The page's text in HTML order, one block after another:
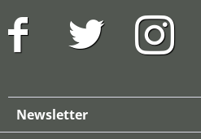
Newsletter